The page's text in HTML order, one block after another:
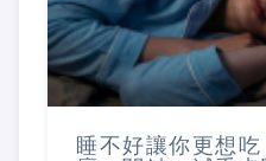
睡不好讓你更想